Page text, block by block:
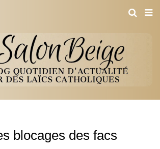
blocages des facs